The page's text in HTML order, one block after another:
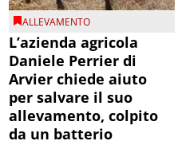
ALLEVAMENTO
L’azienda agricola
Daniele Perrier di
Arvier chiede aiuto
per salvare il suo
allevamento, colpito
da un batterio